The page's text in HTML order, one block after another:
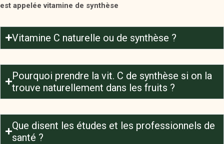
est appelée vitamine de synthèse
Vitamine C naturelle ou de synthèse ?
Pourquoi prendre la vit. C de synthèse si on la
trouve naturellement dans les fruits ?
Que disent les études et les professionnels de
santé ?